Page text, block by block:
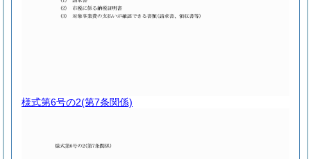
様式第6号の2(第7条関係)